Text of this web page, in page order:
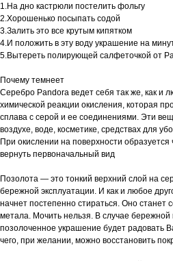
1.На дно кастрюли постелить фольгу
2.Хорошенько посыпать содой
3.Залить это все крутым кипятком
4.И положить в эту воду украшение на
5.Вытереть полирующей салфеточкой от
Почему темнеет
Серебро Pandora ведет себя так же, как и
химической реакции окисления, которая
сплава с серой и ее соединениями. Эти
воздухе, воде, косметике, средствах для
При окислении на поверхности
вернуть первоначальный вид
Позолота — это тонкий верхний слой на
бережной эксплуатации. И как и любое
начнет постепенно стираться. Оно станет
метала. Мочить нельзя. В случае бережной
позолоченное украшение будет радовать
чего, при желании, можно восстановить